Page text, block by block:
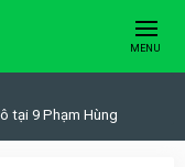
MENU
tại 9 Phạm Hùng